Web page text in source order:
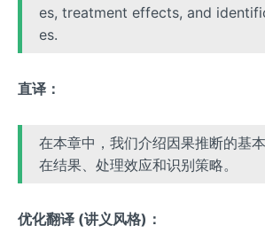
es, treatment effects, and
es.
直译：
在本章中，我们介绍因果推断的基
在结果、处理效应和识别策略。
优化翻译 (讲义风格)：